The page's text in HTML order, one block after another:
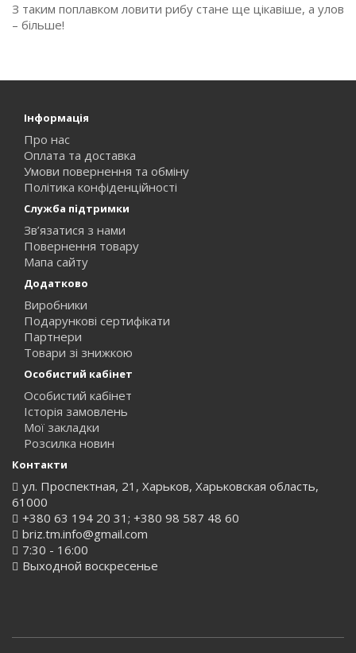
З таким поплавком ловити рибу стане ще цікавіше, а улов
– більше!
Інформація
Про нас
Оплата та доставка
Умови повернення та обміну
Політика конфіденційності
Служба підтримки
Зв’язатися з нами
Повернення товару
Мапа сайту
Додатково
Виробники
Подарункові сертифікати
Партнери
Товари зі знижкою
Особистий кабінет
Особистий кабінет
Історія замовлень
Мої закладки
Розсилка новин
Контакти
ул. Проспектная, 21, Харьков, Харьковская область,
61000
+380 63 194 20 31; +380 98 587 48 60
briz.tm.info@gmail.com
7:30 - 16:00
Выходной воскресенье